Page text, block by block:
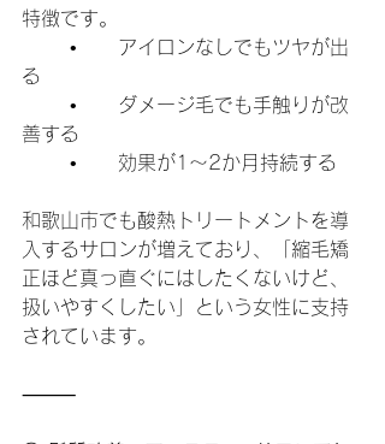
特徴です。
る
善する
	•	効果が1〜2か月持続する
和歌山市でも酸熱トリートメントを導
入するサロンが増えており、「縮毛矯
正ほど真っ直ぐにはしたくないけど、
扱いやすくしたい」という女性に支持
されています。
⸻